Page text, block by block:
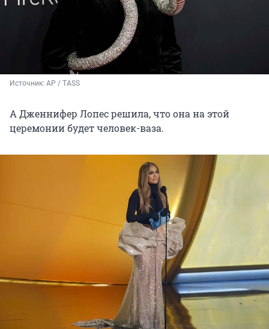
Источник: AP / TASS
А Дженнифер Лопес решила, что она на этой
церемонии будет человек-ваза.